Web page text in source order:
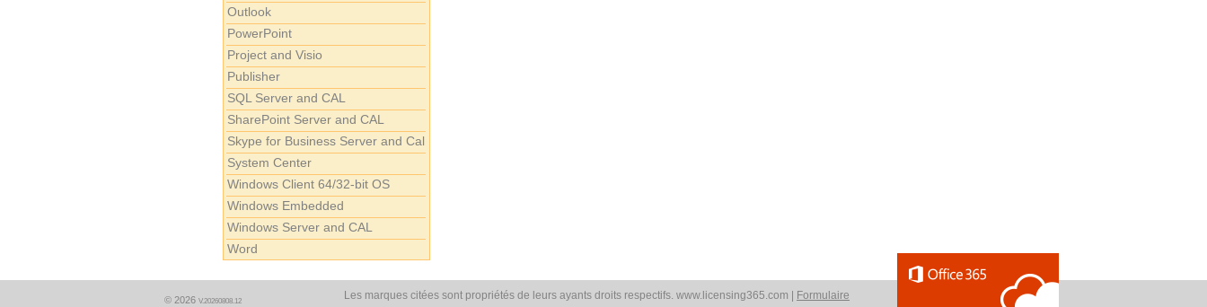
Outlook
PowerPoint
Project and Visio
Publisher
SQL Server and CAL
SharePoint Server and CAL
Skype for Business Server and Cal
System Center
Windows Client 64/32-bit OS
Windows Embedded
Windows Server and CAL
Word
© 2026 V.20260808.12
Les marques citées sont propriétés de leurs ayants droits respectifs. www.licensing365.com | Formulaire